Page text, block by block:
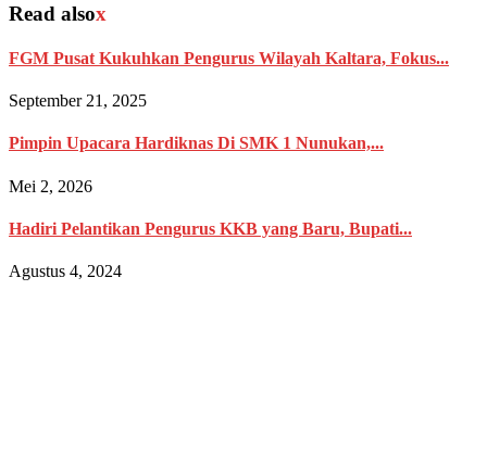
Read alsox
FGM Pusat Kukuhkan Pengurus Wilayah Kaltara, Fokus...
September 21, 2025
Pimpin Upacara Hardiknas Di SMK 1 Nunukan,...
Mei 2, 2026
Hadiri Pelantikan Pengurus KKB yang Baru, Bupati...
Agustus 4, 2024